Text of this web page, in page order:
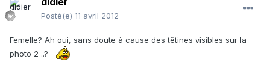
Posté(e) 11 avril 2012
Femelle? Ah oui, sans doute à cause des têtines visibles sur la
photo 2 ..?